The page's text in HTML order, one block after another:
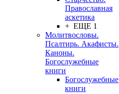
Православная
аскетика
+ ЕЩЕ 1
Молитвословы.
Псалтирь. Акафисты.
Каноны.
Богослужебные
книги
Богослужебные
книги